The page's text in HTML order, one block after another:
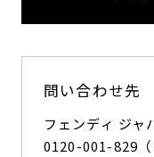
問い合わせ先
フェンディ ジャ
0120-001-829（